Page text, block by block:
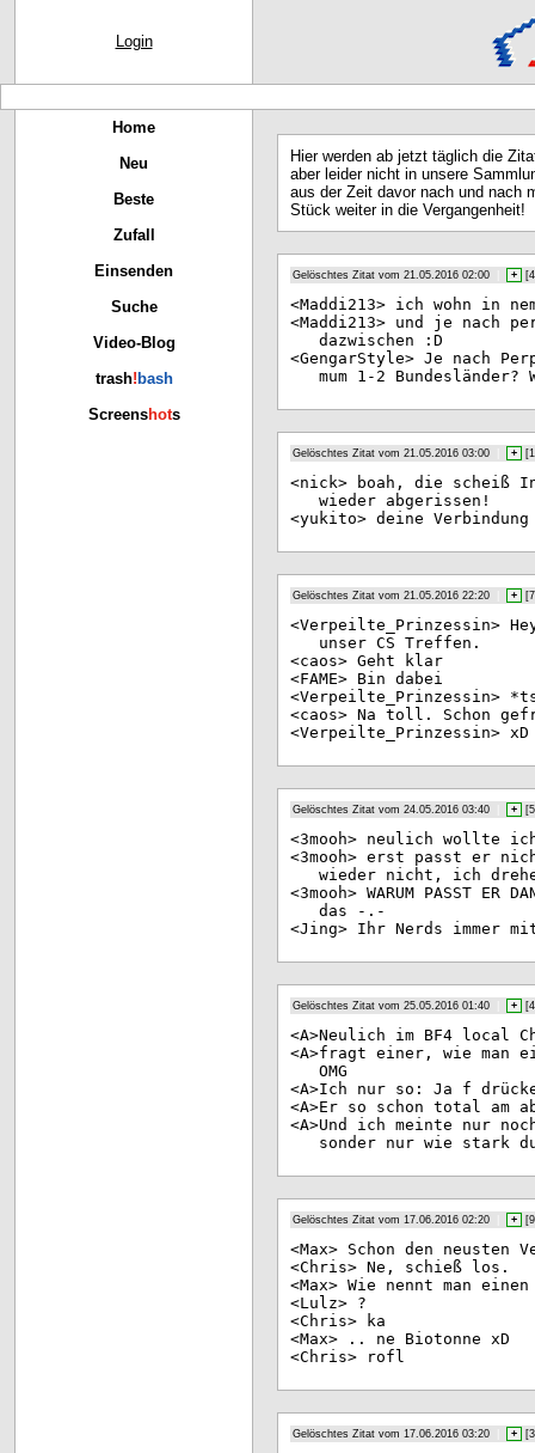
Login
Home
Neu
Beste
Zufall
Einsenden
Suche
Video-Blog
trash! bash
Screenshots
Hier werden ab jetzt täglich die
aber leider nicht in unsere
aus der Zeit davor nach und nach
Stück weiter in die Vergangenheit!
Gelöschtes Zitat vom 21.05.2016 02:00 + [4
<Maddi213> ich wohn in
<Maddi213> und je nach
dazwischen :D
<GengarStyle> Je nach
mum 1-2
Gelöschtes Zitat vom 21.05.2016 03:00 + [
<nick> boah, die scheiß
wieder abgerissen!
<yu kito> deine
Gelöschtes Zitat vom 21.05.2016 22:20 + [7
<Ve rpeilte_Prinzessin>
unser CS Treffen.
<caos> Geht klar
<FAME> Bin dabei
<Ve rpeilte_Prinzessin>
<caos> Na toll. Schon
<Ve rpeilte_Prinzessin> xD
Gelöschtes Zitat vom 24.05.2016 03:40 + [5
<3mooh> neulich wollte
<3mooh> erst passt er
wieder nicht, ich
<3mooh> WARUM PASST ER
das -.-
<Jing> Ihr Nerds immer
Gelöschtes Zitat vom 25.05.2016 01:40 + [4
<A>Neulich im BF4 local
<A>fragt einer, wie man
OMG
<A>Ich nur so: Ja f
<A>Er so schon total am
<A>Und ich meinte nur
sonder nur wie stark
Gelöschtes Zitat vom 17.06.2016 02:20 + [9
<Max> Schon den neusten
<Ch ris> Ne, schieß los.
<Max> Wie nennt man
<Lu lz> ?
<Ch ris> ka
<Max> .. ne Biotonne xD
<Ch ris> rofl
Gelöschtes Zitat vom 17.06.2016 03:20 + [3